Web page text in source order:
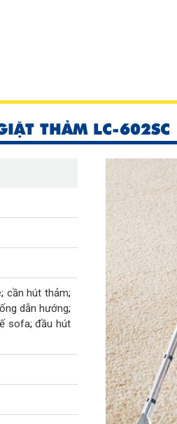
THẢM LC-602SC
; cần hút thảm;
ống dẫn hướng;
sofa;đầu hút